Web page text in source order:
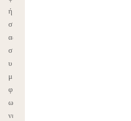
ή
σ
ας
σ
υ
μ
φ
ω
νε